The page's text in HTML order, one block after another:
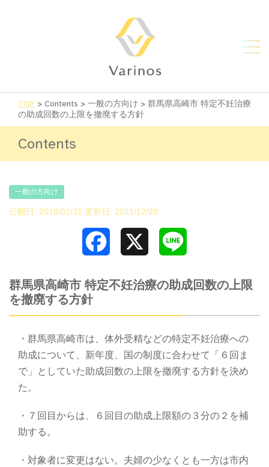
TOP > Contents > 一般の方向け > 群馬県高崎市 特定不妊治療
の助成回数の上限を撤廃する方針
Contents
一般の方向け
公開日: 2018/01/31 更新日: 2021/12/20
Facebook
群馬県高崎市 特定不妊治療の助成回数の上限
を撤廃する方針
・群馬県高崎市は、体外受精などの特定不妊治療への
助成について、新年度、国の制度に合わせて「６回ま
で」としていた助成回数の上限を撤廃する方針を決め
た。
・７回目からは、６回目の助成上限額の３分の２を補
助する。
・対象者に変更はない。夫婦の少なくとも一方は市内